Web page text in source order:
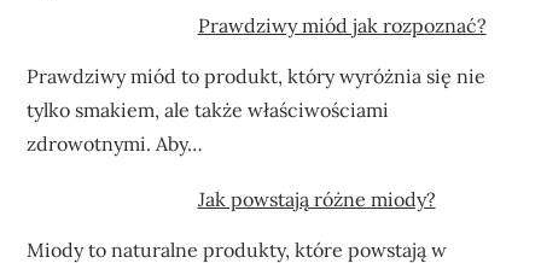
Prawdziwy miód jak rozpoznać?
Prawdziwy miód to produkt, który wyróżnia się nie
tylko smakiem, ale także właściwościami
zdrowotnymi. Aby…
Jak powstają różne miody?
Miody to naturalne produkty, które powstają w